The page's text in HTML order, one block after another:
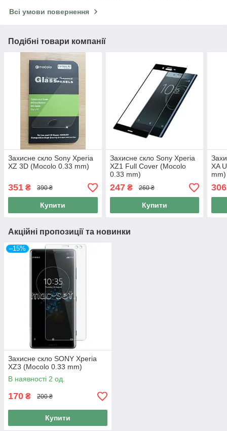
Всі умови повернення
Подібні товари компанії
Захисне скло Sony Xperia
XZ 3D (Mocolo 0.33 mm)
351 ₴ 390 ₴
Купити
Захисне скло Sony Xperia
XZ1 Full Cover (Mocolo
0.33 mm)
247₴ 260 ₴
Купити
XA
mm)
306
Акційні пропозиції та новинки
–15%
Захисне скло SONY Xperia
XZ3 (Mocolo 0.33 mm)
В наявності 2 од.
170 ₴ 200 ₴
Купити